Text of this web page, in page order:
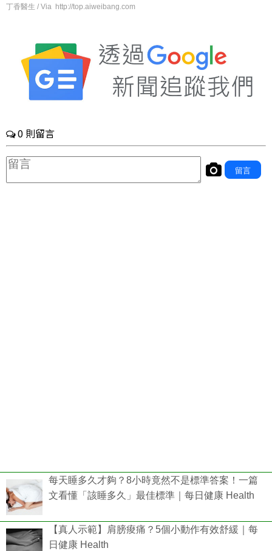
丁香醫生 / Via http://top.aiweibang.com
每天睡多久才夠？8小時竟然不是標準答案！一篇
文看懂「該睡多久」最佳標準｜每日健康 Health
【真人示範】肩膀痠痛？5個小動作有效舒緩｜每
日健康 Health